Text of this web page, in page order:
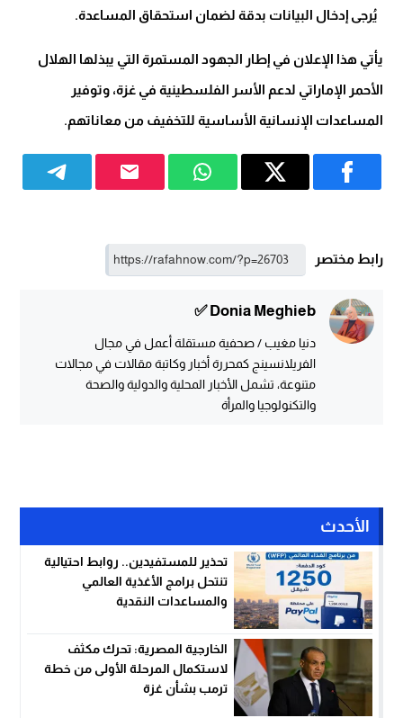
يُرجى إدخال البيانات بدقة لضمان استحقاق المساعدة.
يأتي هذا الإعلان في إطار الجهود المستمرة التي يبذلها الهلال
الأحمر الإماراتي لدعم الأسر الفلسطينية في غزة، وتوفير
المساعدات الإنسانية الأساسية للتخفيف من معاناتهم.
رابط مختصر
Donia Meghieb ✅
دنيا مغيب / صحفية مستقلة أعمل في مجال
الفريلانسينج كمحررة أخبار وكاتبة مقالات في مجالات
متنوعة، تشمل الأخبار المحلية والدولية والصحة
والتكنولوجيا والمرأة
الأحدث
تحذير للمستفيدين.. روابط احتيالية
تنتحل برامج الأغذية العالمي
والمساعدات النقدية
الخارجية المصرية: تحرك مكثف
لاستكمال المرحلة الأولى من خطة
ترمب بشأن غزة